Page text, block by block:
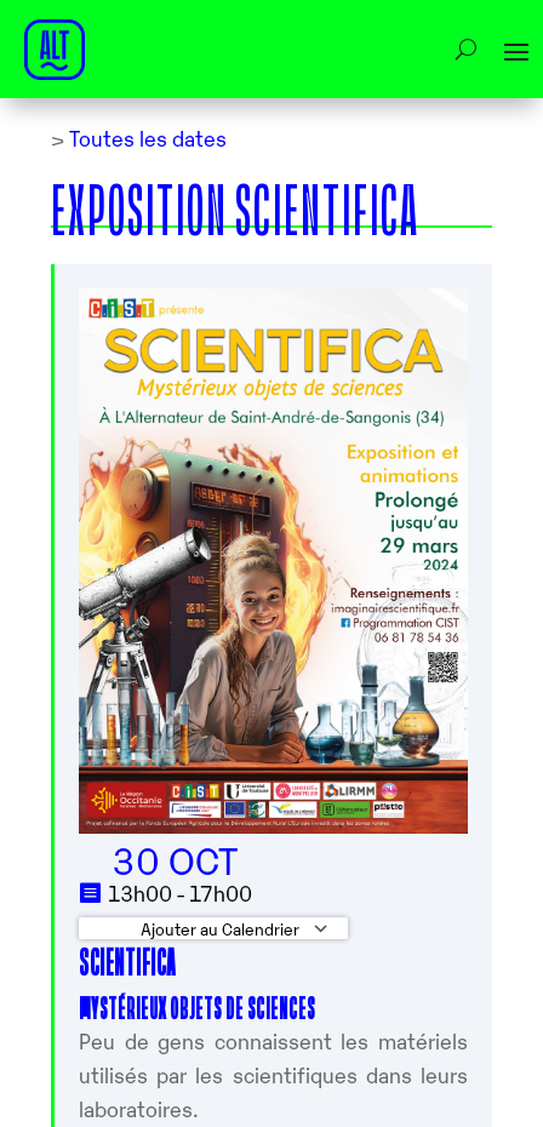
> Toutes les dates
EXPOSITION SCIENTIFICA
30 OCT
13h00 - 17h00
Ajouter au Calendrier
Télécharger ICS
SCIENTIFICA
MYSTÉRIEUX OBJETS DE SCIENCES
Peu de gens connaissent les matériels
utilisés par les scientifiques dans leurs
laboratoires.